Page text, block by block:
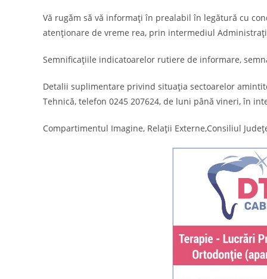
Vă rugăm să vă informați în prealabil în legătură cu
atenționare de vreme rea, prin intermediul
Semnificațiile indicatoarelor rutiere de informare,
Detalii suplimentare privind situaţia sectoarelor
Tehnică, telefon 0245 207624, de luni până vineri, în
Compartimentul Imagine, Relații Externe,Consiliul